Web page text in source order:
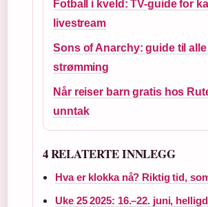
Fotball i kveld: TV-guide for
livestream
Sons of Anarchy: guide til
strømming
Når reiser barn gratis hos
unntak
4 RELATERTE INNLEGG
Hva er klokka nå? Riktig tid,
Uke 25 2025: 16.–22. juni,